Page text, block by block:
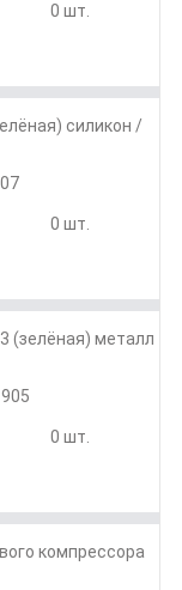
0 шт.
силикон /
0 шт.
(зелёная) металл
0 шт.
компрессора